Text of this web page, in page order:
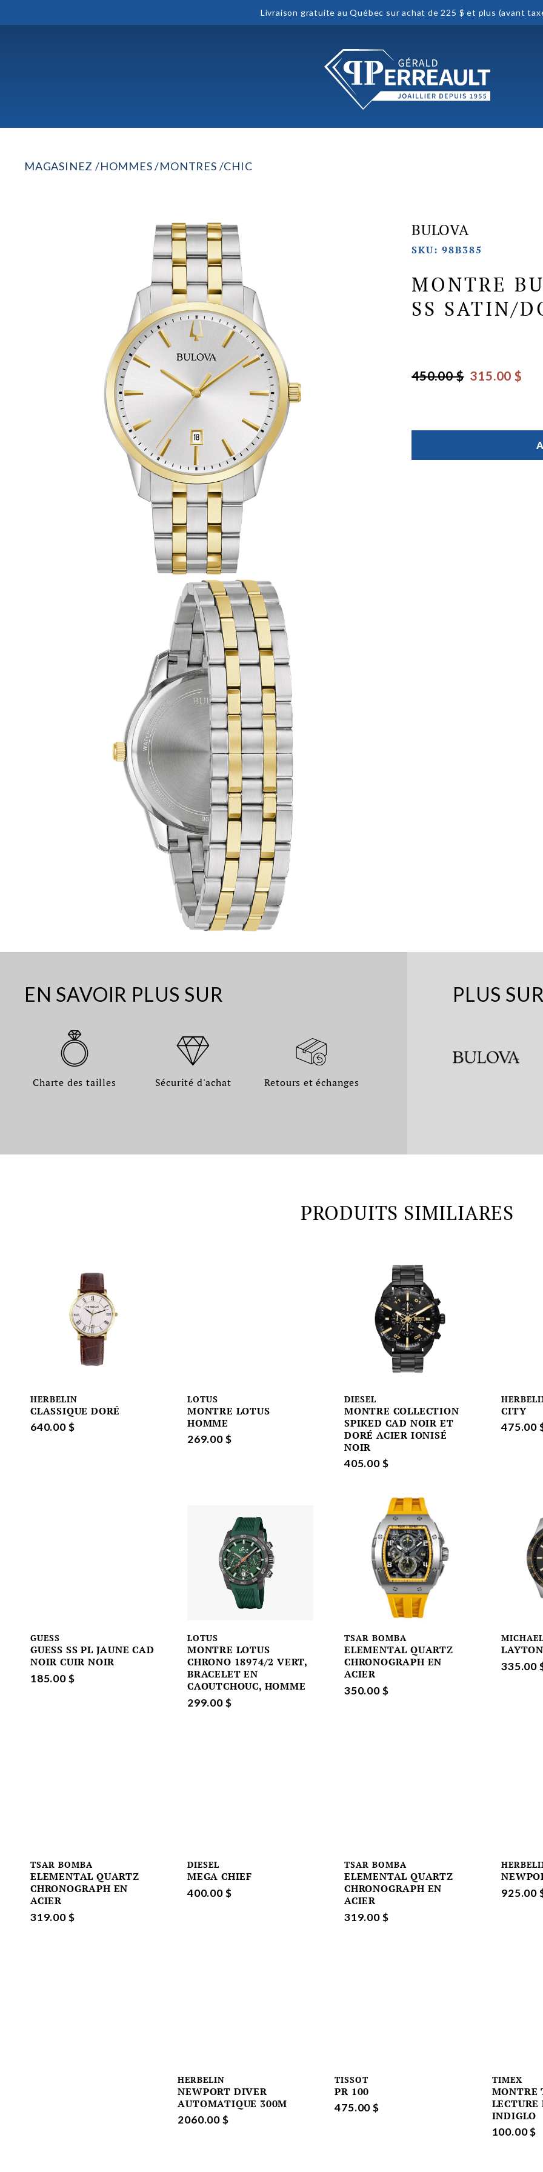
Livraison gratuite au Québec sur achat de 225 $ et plus (avant
MAGASINEZ HOMMES MONTRES CHIC
BULOVA
SKU: 98B385
MONTRE
SS SATIN/
450.00 $ 315.00 $
EN SAVOIR PLUS SUR
Charte des tailles Sécurité d'achat Retours et échanges
PLUS
PRODUITS SIMILIARES
HERBELIN
CLASSIQUE DORÉ
640.00 $
LOTUS
MONTRE LOTUS
HOMME
269.00 $
DIESEL
MONTRE COLLECTION
SPIKED CAD NOIR ET
DORÉ ACIER IONISÉ
NOIR
405.00 $
CITY
475.00
GUESS
GUESS SS PL JAUNE CAD
NOIR CUIR NOIR
185.00 $
LOTUS
MONTRE LOTUS
CHRONO 18974/2 VERT,
BRACELET EN
CAOUTCHOUC, HOMME
299.00 $
TSAR BOMBA
ELEMENTAL QUARTZ
CHRONOGRAPH EN
ACIER
350.00 $
LAYTON
335.00
TSAR BOMBA
ELEMENTAL QUARTZ
CHRONOGRAPH EN
ACIER
319.00 $
DIESEL
MEGA CHIEF
400.00 $
TSAR BOMBA
ELEMENTAL QUARTZ
CHRONOGRAPH EN
ACIER
319.00 $
925.00
HERBELIN
NEWPORT DIVER
AUTOMATIQUE 300M
2060.00 $
TISSOT
PR 100
475.00 $
TIMEX
MONTRE
LECTURE
INDIGLO
100.00 $